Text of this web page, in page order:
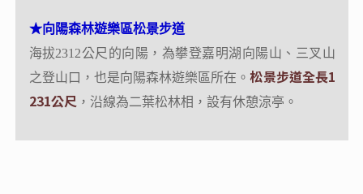
★霧鹿峽谷-六口溫泉
大S型的峽谷，色彩斑斕的岩壁，蜿蜒清澈的霧鹿溪湍
急而下，雄偉壯闊的峽谷景觀媲美太魯閣國家公園，
這裡就是南橫八景之一的霧鹿峽谷。
★向陽森林遊樂區松景步道
海拔2312公尺的向陽，為攀登嘉明湖向陽山、三叉山
之登山口，也是向陽森林遊樂區所在。松景步道全長1
231公尺 ，沿線為二葉松林相，設有休憩涼亭。